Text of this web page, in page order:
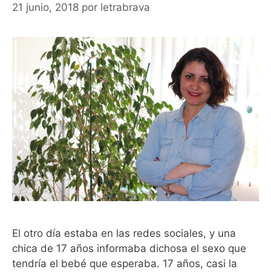
21 junio, 2018 por letrabrava
El otro día estaba en las redes sociales, y una
chica de 17 años informaba dichosa el sexo que
tendría el bebé que esperaba. 17 años, casi la